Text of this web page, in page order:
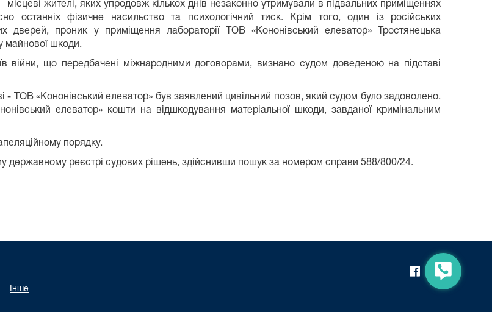
місцеві жителі, яких упродовж кількох днів незаконно утримували в підвальних приміщеннях
останніх фізичне насильство та психологічний тиск. Крім того, один із російських
дверей, проник у приміщення лабораторії ТОВ «Кононівський елеватор» Тростянецька
майнової шкоди.
війни, що передбачені міжнародними договорами, визнано судом доведеною на підставі
- ТОВ «Кононівський елеватор» був заявлений цивільний позов, який судом було задоволено.
елеватор» кошти на відшкодування матеріальної шкоди, завданої кримінальним
порядку.
реєстрі судових рішень, здійснивши пошук за номером справи 588/800/24.
Інше